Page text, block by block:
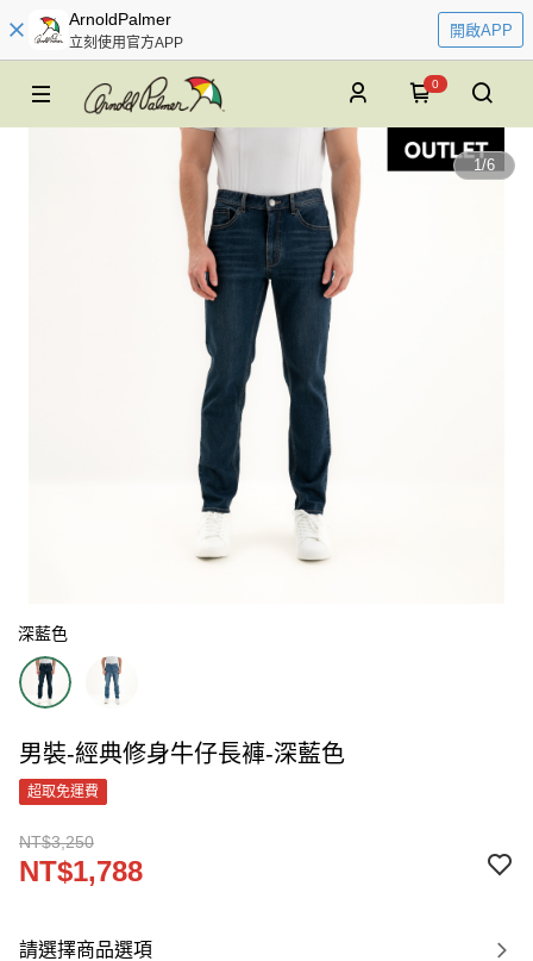
ArnoldPalmer
立刻使用官方APP
開啟APP
0
1/6
深藍色
男裝-經典修身牛仔長褲-深藍色
超取免運費
NT$3,250
NT$1,788
請選擇商品選項